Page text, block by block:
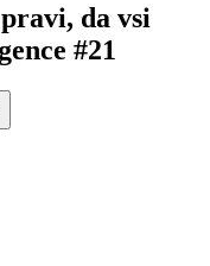
da vsi
#21